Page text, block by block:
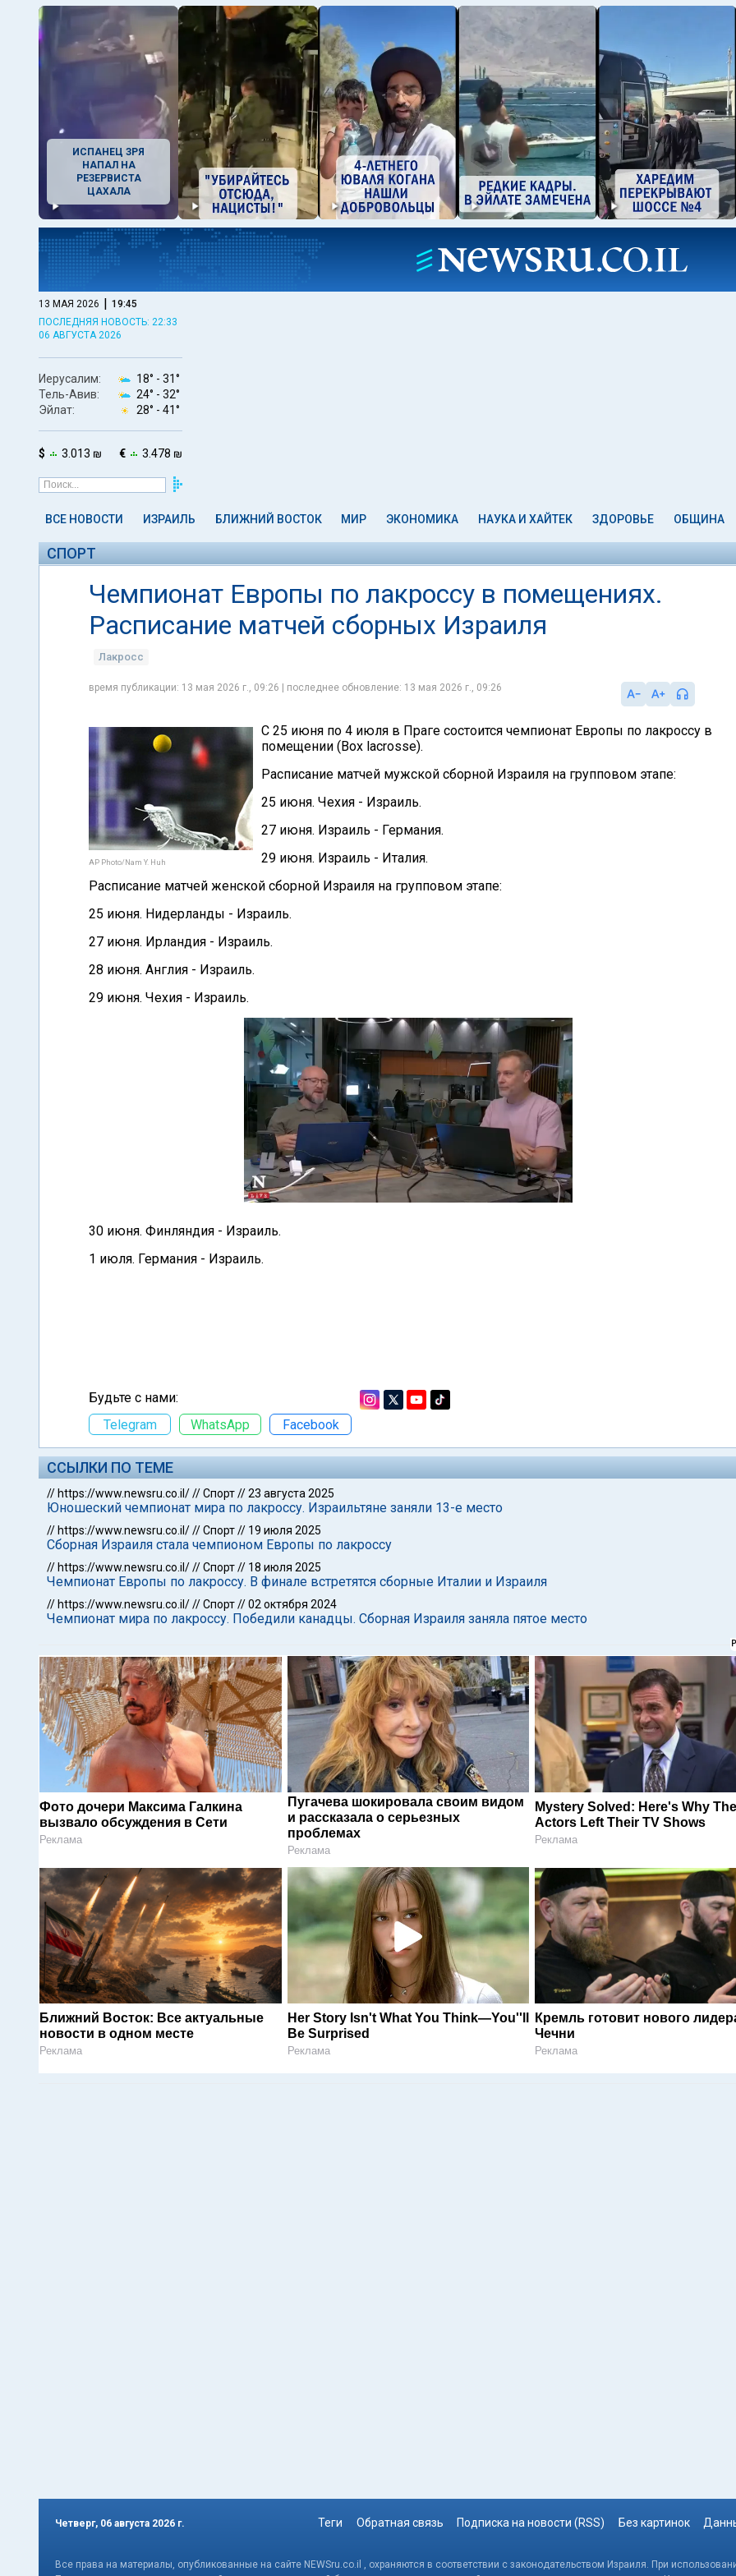
ИСПАНЕЦ ЗРЯ
НАПАЛ НА
РЕЗЕРВИСТА
ЦАХАЛА
13 МАЯ 2026 | 19:45
ПОСЛЕДНЯЯ НОВОСТЬ: 22:33
06 АВГУСТА 2026
Иерусалим: 18° - 31°
Тель-Авив:
24° - 32°
Эйлат:
28° - 41°
$ 3.013 ₪ € 3.478 ₪
ВСЕ НОВОСТИ ИЗРАИЛЬ БЛИЖНИЙ ВОСТОК МИР ЭКОНОМИКА НАУКА И ХАЙТЕК ЗДОРОВЬЕ ОБЩИНА
СПОРТ
Чемпионат Европы по лакроссу в помещениях.
Расписание матчей сборных Израиля
Лакросс
время публикации: 13 мая 2026 г., 09:26 | последнее обновление: 13 мая 2026 г., 09:26
AP Photo/Nam Y. Huh
С 25 июня по 4 июля в Праге состоится чемпионат Европы по лакроссу в
помещении (Box lacrosse).
Расписание матчей мужской сборной Израиля на групповом этапе:
25 июня. Чехия - Израиль.
27 июня. Израиль - Германия.
29 июня. Израиль - Италия.
Расписание матчей женской сборной Израиля на групповом этапе:
25 июня. Нидерланды - Израиль.
27 июня. Ирландия - Израиль.
28 июня. Англия - Израиль.
29 июня. Чехия - Израиль.
30 июня. Финляндия - Израиль.
1 июля. Германия - Израиль.
Будьте с нами:
Telegram
WhatsApp Facebook
ССЫЛКИ ПО ТЕМЕ
// https://www.newsru.co.il///Спорт//23 августа 2025
Юношеский чемпионат мира по лакроссу. Израильтяне заняли 13-е место
// https://www.newsru.co.il///Спорт// 19 июля 2025
Сборная Израиля стала чемпионом Европы по лакроссу
// https://www.newsru.co.il///Спорт// 18 июля 2025
Чемпионат Европы по лакроссу. В финале встретятся сборные Италии и Израиля
// https://www.newsru.co.il///Спорт//02 октября 2024
Чемпионат мира по лакроссу. Победили канадцы. Сборная Израиля заняла пятое место
Фото дочери Максима Галкина
вызвало обсуждения в Сети
Реклама
Пугачева шокировала своим видом
и рассказала о серьезных
проблемах
Реклама
Mystery Solved: Here's Why
Actors Left Their TV Shows
Реклама
Ближний Восток: Все актуальные
новости в одном месте
Реклама
Her Story Isn't What You Think—You''ll
Be Surprised
Реклама
Кремль готовит нового
Чечни
Реклама
Четверг, 06 августа 2026 г. Теги Обратная связь Подписка на новости (RSS) Без картинок
Все права на материалы, опубликованные на сайте NEWSru.co.il , охраняются в соответствии с законодательством Израиля. При